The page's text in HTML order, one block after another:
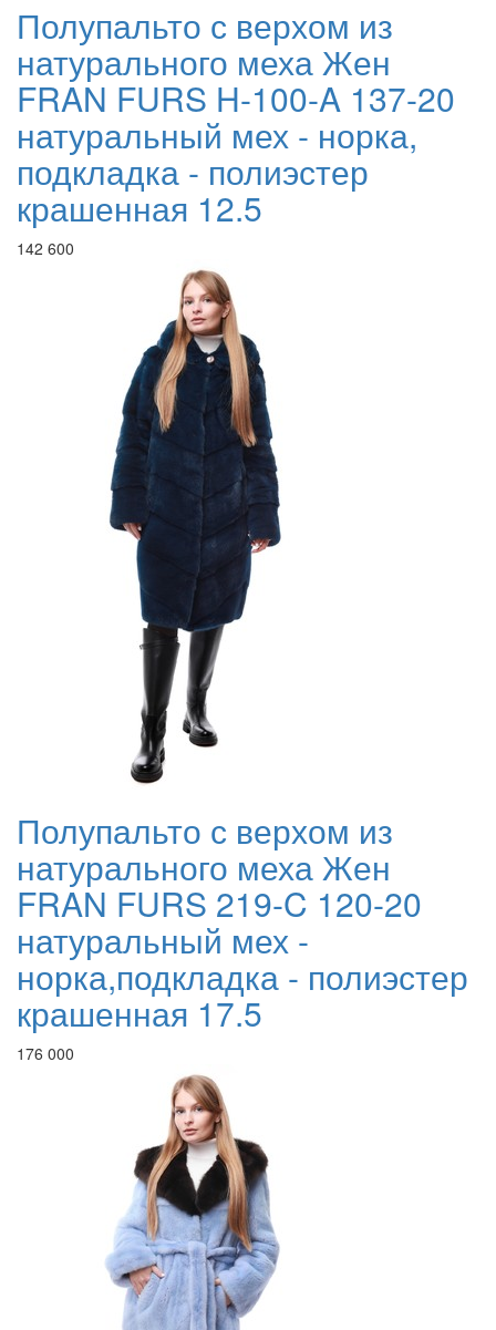
Полупальто с верхом из
натурального меха Жен
FRAN FURS H-100-A 137-20
натуральный мех - норка,
подкладка - полиэстер
крашенная 12.5
142 600
Полупальто с верхом из
натурального меха Жен
FRAN FURS 219-C 120-20
натуральный мех -
норка,подкладка - полиэстер
крашенная 17.5
176 000